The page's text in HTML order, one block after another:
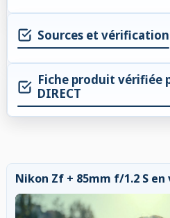
Sources et vérification
Fiche produit vérifiée
DIRECT
Nikon Zf + 85mm f/1.2 S en